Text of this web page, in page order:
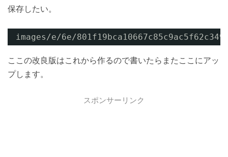
保存したい。
images/e/6e/
ここの改良版はこれから作るので書いたらまたここにアッ
プします。
スポンサーリンク